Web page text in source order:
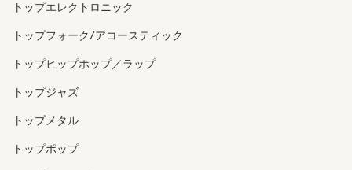
トップエレクトロニック
トップフォーク/アコースティック
トップヒップホップ／ラップ
トップジャズ
トップメタル
トップポップ